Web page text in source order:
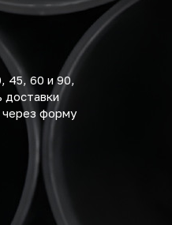
45, 60 и 90,
доставки
через форму